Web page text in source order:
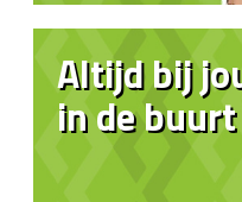
Altijd bij
in de buurt